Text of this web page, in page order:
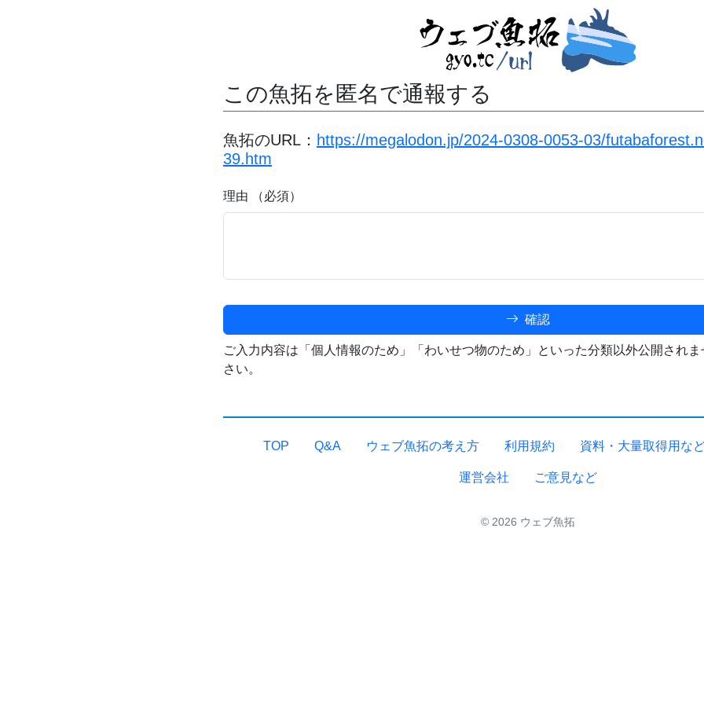
この魚拓を匿名で通報する
魚拓のURL： https://megalodon.jp/2024-0308-0053-03/
39.htm
理由 （必須）
確認
ご入力内容は「個人情報のため」「わいせつ物のため」といった分類以外公開され
さい。
TOP Q&A ウェブ魚拓の考え方 利用規約 資料・大量取得用な
運営会社 ご意見など
© 2026 ウェブ魚拓